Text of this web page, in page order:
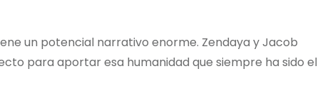
un potencial narrativo enorme. Zendaya y Jacob
para aportar esa humanidad que siempre ha sido el